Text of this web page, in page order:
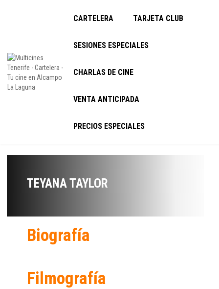
CARTELERA TARJETA CLUB
SESIONES ESPECIALES
CHARLAS DE CINE
VENTA ANTICIPADA
PRECIOS ESPECIALES
TEYANA TAYLOR
Biografía
Filmografía